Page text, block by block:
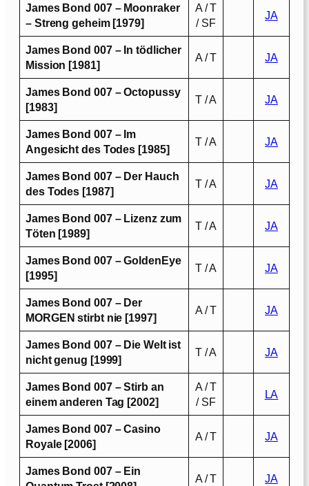
James Bond 007 – Moonraker
– Streng geheim [1979]
A / T
/ SF
JA
James Bond 007 – In tödlicher
Mission [1981]
A / T JA
James Bond 007 – Octopussy
[1983]
T / A JA
James Bond 007 – Im
Angesicht des Todes [1985]
T / A JA
James Bond 007 – Der Hauch
des Todes [1987]
T / A JA
James Bond 007 – Lizenz zum
Töten [1989]
T / A JA
James Bond 007 – GoldenEye
[1995]
T / A JA
James Bond 007 – Der
MORGEN stirbt nie [1997]
A / T JA
James Bond 007 – Die Welt ist
nicht genug [1999]
T / A JA
James Bond 007 – Stirb an
einem anderen Tag [2002]
A / T
/ SF
LA
James Bond 007 – Casino
Royale [2006]
A / T JA
James Bond 007 – Ein
A / T JA